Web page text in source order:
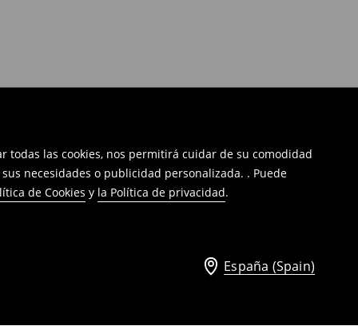
todas las cookies, nos permitirá cuidar de su comodidad
necesidades o publicidad personalizada. . Puede
de Cookies y la Política de privacidad.
España (Spain)